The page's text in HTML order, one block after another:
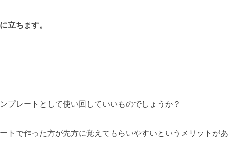
立ちます。
プレートとして使い回していいものでしょうか？
トで作った方が先方に覚えてもらいやすいというメリットがあ